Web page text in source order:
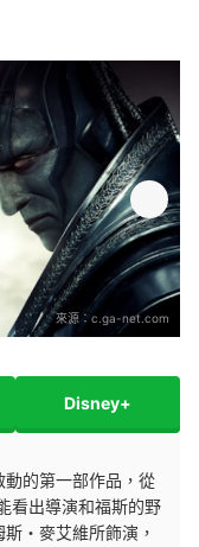
來源： c.ga-net.com
Disney+
的第一部作品，從
看出導演和福斯的野
・麥艾維所飾演，